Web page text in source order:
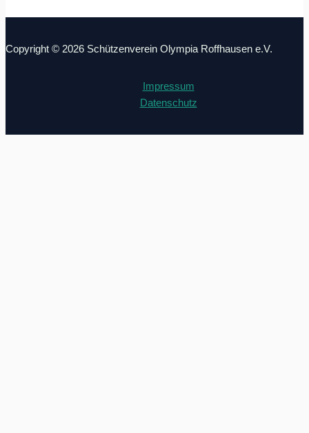
Copyright © 2026 Schützenverein Olympia Roffhausen e.V.
Impressum
Datenschutz